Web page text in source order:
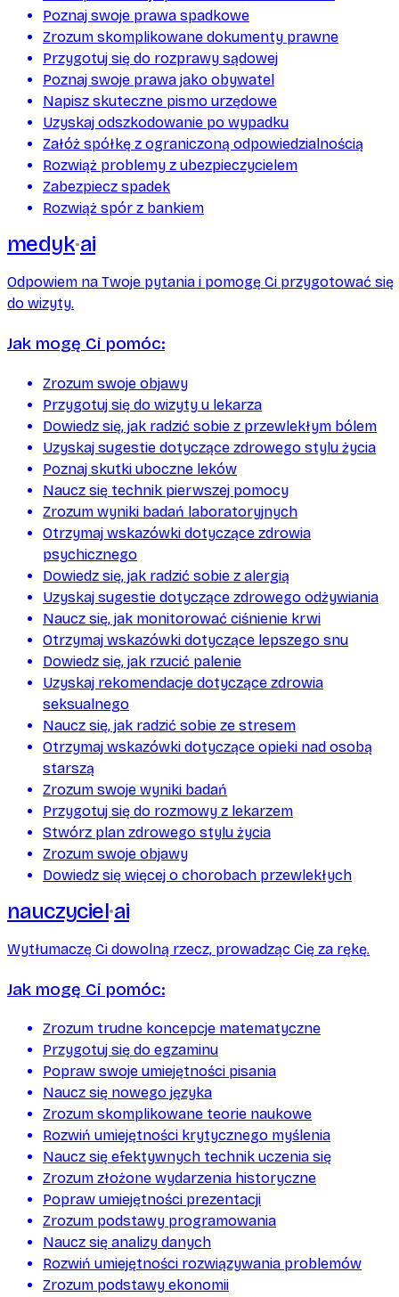
Poznaj swoje prawa spadkowe
Zrozum skomplikowane dokumenty prawne
Przygotuj się do rozprawy sądowej
Poznaj swoje prawa jako obywatel
Napisz skuteczne pismo urzędowe
Uzyskaj odszkodowanie po wypadku
Załóż spółkę z ograniczoną odpowiedzialnością
Rozwiąż problemy z ubezpieczycielem
Zabezpiecz spadek
Rozwiąż spór z bankiem
medyk ai
Odpowiem na Twoje pytania i pomogę Ci przygotować się
do wizyty.
Jak mogę Ci pomóc:
Zrozum swoje objawy
Przygotuj się do wizyty u lekarza
Dowiedz się, jak radzić sobie z przewlekłym bólem
Uzyskaj sugestie dotyczące zdrowego stylu życia
Poznaj skutki uboczne leków
Naucz się technik pierwszej pomocy
Zrozum wyniki badań laboratoryjnych
Otrzymaj wskazówki dotyczące zdrowia
psychicznego
Dowiedz się, jak radzić sobie z alergią
Uzyskaj sugestie dotyczące zdrowego odżywiania
Naucz się, jak monitorować ciśnienie krwi
Otrzymaj wskazówki dotyczące lepszego snu
Dowiedz się, jak rzucić palenie
Uzyskaj rekomendacje dotyczące zdrowia
seksualnego
Naucz się, jak radzić sobie ze stresem
Otrzymaj wskazówki dotyczące opieki nad osobą
starszą
Zrozum swoje wyniki badań
Przygotuj się do rozmowy z lekarzem
Stwórz plan zdrowego stylu życia
Zrozum swoje objawy
Dowiedz się więcej o chorobach przewlekłych
nauczyciel ai
Wytłumaczę Ci dowolną rzecz, prowadząc Cię za rękę.
Jak mogę Ci pomóc:
Zrozum trudne koncepcje matematyczne
Przygotuj się do egzaminu
Popraw swoje umiejętności pisania
Naucz się nowego języka
Zrozum skomplikowane teorie naukowe
Rozwiń umiejętności krytycznego myślenia
Naucz się efektywnych technik uczenia się
Zrozum złożone wydarzenia historyczne
Popraw umiejętności prezentacji
Zrozum podstawy programowania
Naucz się analizy danych
Rozwiń umiejętności rozwiązywania problemów
Zrozum podstawy ekonomii